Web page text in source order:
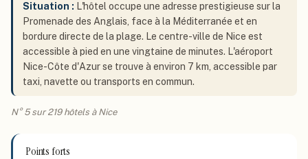
Situation : L'hôtel occupe une adresse prestigieuse sur la
Promenade des Anglais, face à la Méditerranée et en
bordure directe de la plage. Le centre-ville de Nice est
accessible à pied en une vingtaine de minutes. L'aéroport
Nice-Côte d'Azur se trouve à environ 7 km, accessible par
taxi, navette ou transports en commun.
N° 5 sur 219 hôtels à Nice
Points forts